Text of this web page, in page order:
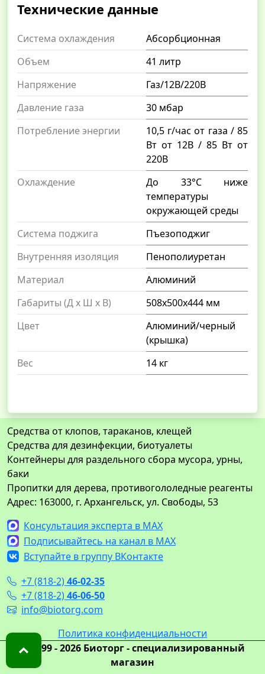
Технические данные
Система охлаждения
Абсорбционная
Объем
41 литр
Напряжение
Газ/12В/220В
Давление газа
30 мбар
Потребление энергии
10,5 г/час от газа / 85
Вт от 12В / 85 Вт от
220В
Охлаждение
До 33°С ниже
температуры
окружающей среды
Система поджига
Пъезоподжиг
Внутренняя изоляция
Пенополиуретан
Материал
Алюминий
Габариты (Д x Ш x В)
508x500x444 мм
Цвет
Алюминий/черный
(крышка)
Вес
14 кг
Средства от клопов, тараканов, клещей
Средства для дезинфекции, биотуалеты
Контейнеры для раздельного сбора мусора, урны,
баки
Пропитки для дерева, противогололедные реагенты
Адрес: 163000, г. Архангельск, ул. Свободы, 53
Консультация эксперта в MAX
Подписывайтесь на канал в MAX
Вступайте в группу ВКонтакте
+7 (818-2)46-02-35
+7 (818-2)46-06-50
info@biotorg.com
Политика конфиденциальности
© 1999 - 2026 Биоторг - специализированный
магазин